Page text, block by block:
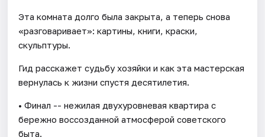
Эта комната долго была закрыта, а теперь снова
«разговаривает»: картины, книги, краски,
скульптуры.
Гид расскажет судьбу хозяйки и как эта мастерская
вернулась к жизни спустя десятилетия.
• Финал -- нежилая двухуровневая квартира с
бережно воссозданной атмосферой советского
быта.